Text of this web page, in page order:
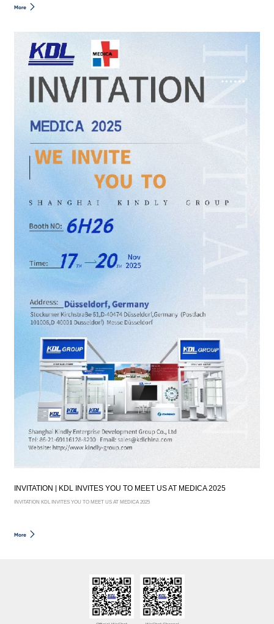
More
INVITATION | KDL INVITES YOU TO MEET US AT MEDICA 2025
INVITATION KDL INVITES YOU TO MEET US AT MEDICA 2025
More